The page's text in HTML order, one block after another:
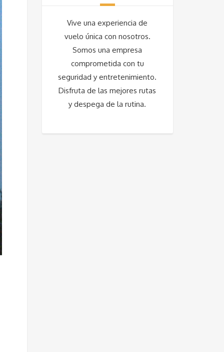
Vive una experiencia de
vuelo única con nosotros.
Somos una empresa
comprometida con tu
seguridad y entretenimiento.
Disfruta de las mejores rutas
y despega de la rutina.